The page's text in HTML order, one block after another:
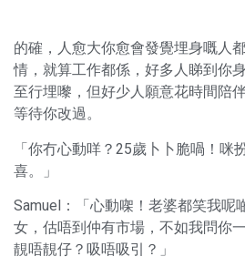
的確，人愈大你愈會發覺埋身嘅人
情，就算工作都係，好多人睇到你
至行埋嚟，但好少人願意花時間陪
等待你改過。
「你冇心動咩？25歲卜卜脆喎！咪
喜。」
Samuel：「心動㗎！老婆都笑我呢
女，估唔到仲有市場，不如我問你
靚唔靚仔？吸唔吸引？」